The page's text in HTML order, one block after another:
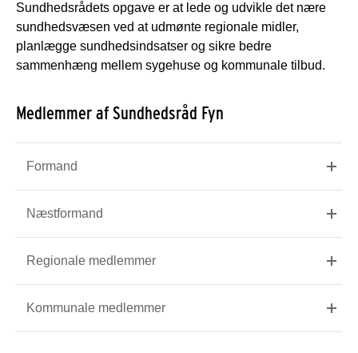
Sundhedsrådets opgave er at lede og udvikle det nære
sundhedsvæsen ved at udmønte regionale midler,
planlægge sundhedsindsatser og sikre bedre
sammenhæng mellem sygehuse og kommunale tilbud.
Medlemmer af Sundhedsråd Fyn
Formand
Næstformand
Regionale medlemmer
Kommunale medlemmer